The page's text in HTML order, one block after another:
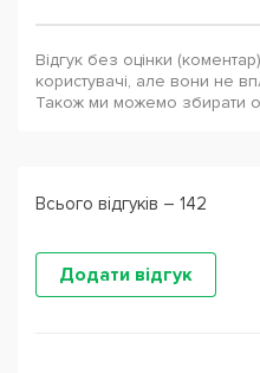
Відгук без оцінки
користувачі, але вони не
Також ми можемо збирати
Всього відгуків – 142
Додати відгук